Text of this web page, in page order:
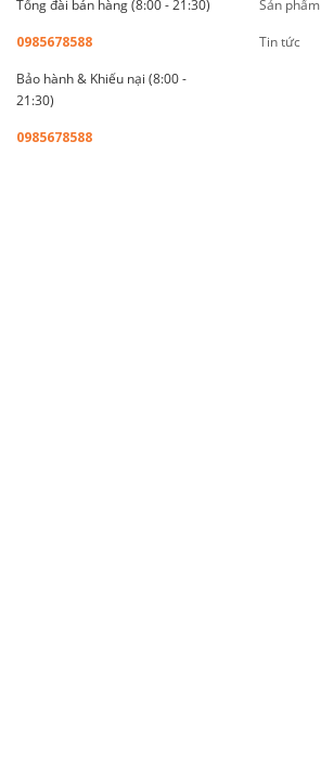
Tổng đài bán hàng (8:00 - 21:30)
0985678588
Bảo hành & Khiếu nại (8:00 -
21:30)
0985678588
Sản phẩm
Tin tức